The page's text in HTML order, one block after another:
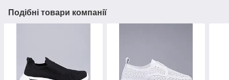
Подібні товари компанії